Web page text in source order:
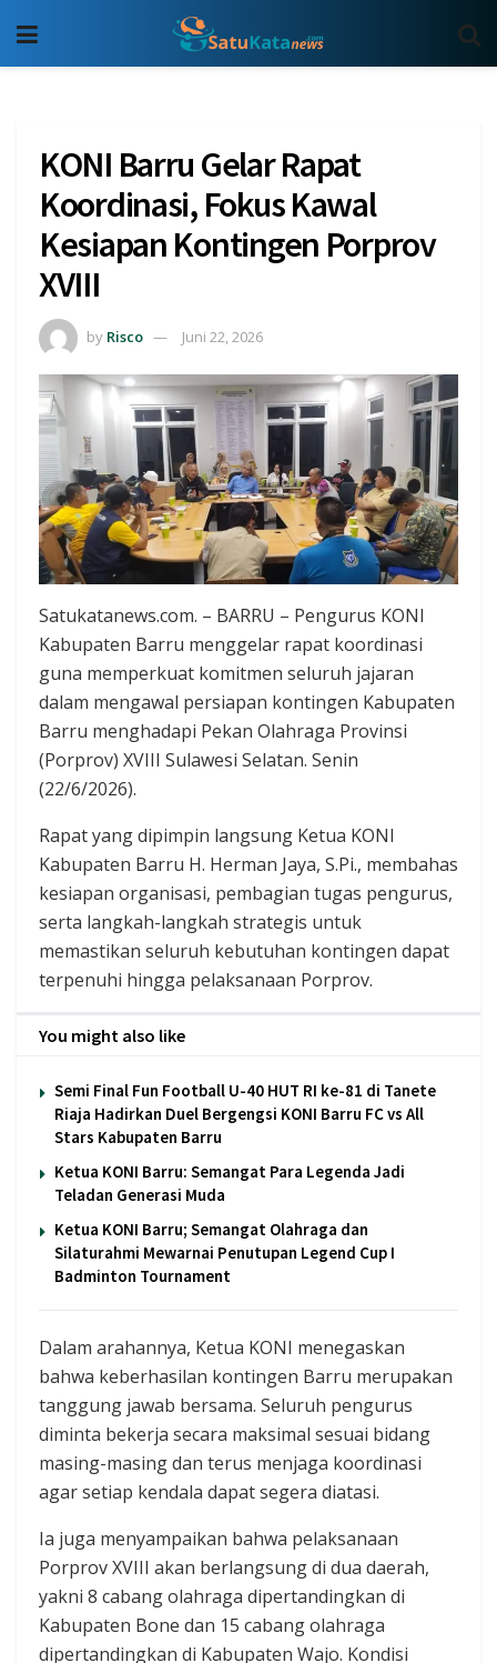
KONI Barru Gelar Rapat
Koordinasi, Fokus Kawal
Kesiapan Kontingen Porprov
XVIII
by Risco Juni 22, 2026
Satukatanews.com. – BARRU – Pengurus KONI
Kabupaten Barru menggelar rapat koordinasi
guna memperkuat komitmen seluruh jajaran
dalam mengawal persiapan kontingen Kabupaten
Barru menghadapi Pekan Olahraga Provinsi
(Porprov) XVIII Sulawesi Selatan. Senin
(22/6/2026).
Rapat yang dipimpin langsung Ketua KONI
Kabupaten Barru H. Herman Jaya, S.Pi., membahas
kesiapan organisasi, pembagian tugas pengurus,
serta langkah-langkah strategis untuk
memastikan seluruh kebutuhan kontingen dapat
terpenuhi hingga pelaksanaan Porprov.
You might also like
Semi Final Fun Football U-40 HUT RI ke-81 di Tanete
Riaja Hadirkan Duel Bergengsi KONI Barru FC vs All
Stars Kabupaten Barru
Ketua KONI Barru: Semangat Para Legenda Jadi
Teladan Generasi Muda
Ketua KONI Barru; Semangat Olahraga dan
Silaturahmi Mewarnai Penutupan Legend Cup I
Badminton Tournament
Dalam arahannya, Ketua KONI menegaskan
bahwa keberhasilan kontingen Barru merupakan
tanggung jawab bersama. Seluruh pengurus
diminta bekerja secara maksimal sesuai bidang
masing-masing dan terus menjaga koordinasi
agar setiap kendala dapat segera diatasi.
Ia juga menyampaikan bahwa pelaksanaan
Porprov XVIII akan berlangsung di dua daerah,
yakni 8 cabang olahraga dipertandingkan di
Kabupaten Bone dan 15 cabang olahraga
dipertandingkan di Kabupaten Wajo. Kondisi